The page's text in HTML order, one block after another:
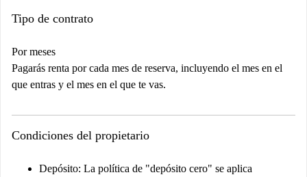
Tipo de contrato
Por meses
Pagarás renta por cada mes de reserva, incluyendo el mes en el
que entras y el mes en el que te vas.
Condiciones del propietario
Depósito: La política de "depósito cero" se aplica